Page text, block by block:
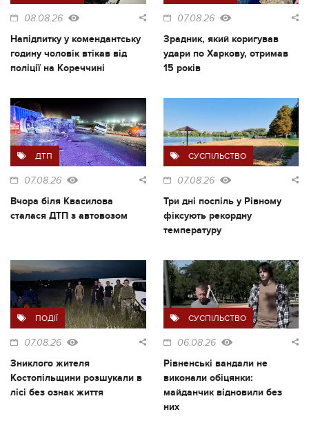
08.08.26
Напідпитку у комендантську
годину чоловік втікав від
поліції на Кореччині
07.08.26
Зрадник, який коригував
удари по Харкову, отримав
15 років
ДТП
07.08.26
Вчора біля Квасилова
сталася ДТП з автовозом
СУСПІЛЬСТВО
07.08.26
Три дні поспіль у Рівному
фіксують рекордну
температуру
ПОДІЇ
07.08.26
Зниклого жителя
Костопільщини розшукали в
лісі без ознак життя
СУСПІЛЬСТВО
06.08.26
Рівненські вандали не
виконали обіцянки:
майданчик відновили без
них